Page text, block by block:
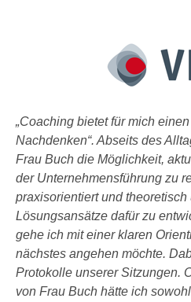
„Coaching bietet für mich
Nachdenken“. Abseits des
Frau Buch die Möglichkeit,
der Unternehmensführung zu
praxisorientiert und theoretisch
Lösungsansätze dafür zu
gehe ich mit einer klaren
nächstes angehen möchte.
Protokolle unserer Sitzungen.
von Frau Buch hätte ich